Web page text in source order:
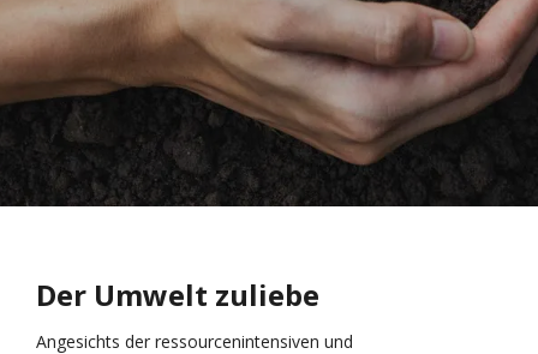
Der Umwelt zuliebe
Angesichts der ressourcenintensiven und